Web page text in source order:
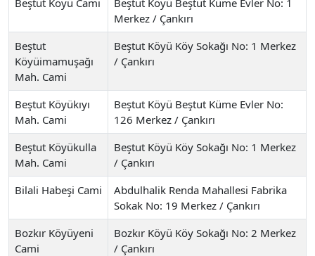
Merkez / Çankırı
Beştut
Köyüimamuşağı
Mah. Cami
Beştut Köyü Köy Sokağı No: 1 Merkez
/ Çankırı
Beştut Köyükıyı
Mah. Cami
Beştut Köyü Beştut Küme Evler No:
126 Merkez / Çankırı
Beştut Köyükulla
Mah. Cami
Beştut Köyü Köy Sokağı No: 1 Merkez
/ Çankırı
Bilali Habeşi Cami
Abdulhalik Renda Mahallesi Fabrika
Sokak No: 19 Merkez / Çankırı
Bozkır Köyüyeni
Cami
Bozkır Köyü Köy Sokağı No: 2 Merkez
/ Çankırı